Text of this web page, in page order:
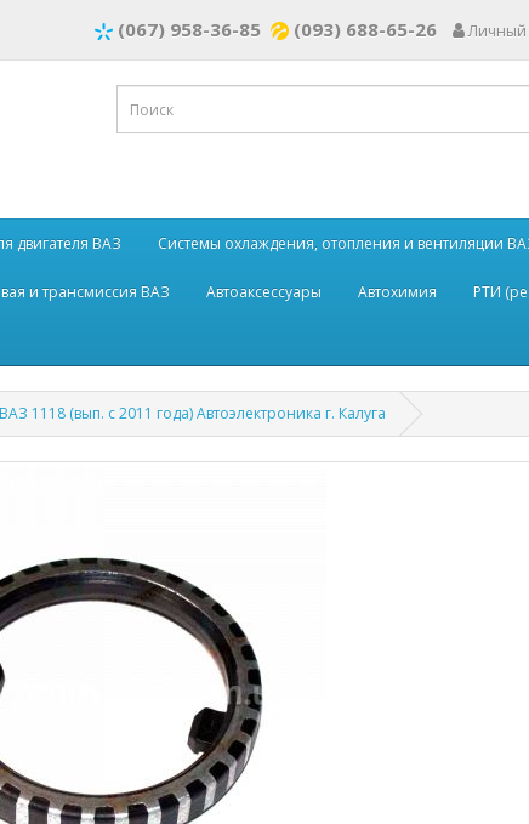
(067) 958-36-85 (093) 688-65-26 Личный
двигателя ВАЗ Системы охлаждения, отопления и вентиляции
и трансмиссия ВАЗ Автоаксессуары Автохимия РТИ
1118 (вып. c 2011 года) Автоэлектроника г. Калуга